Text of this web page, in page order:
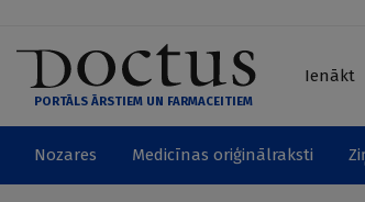
PORTĀLS ĀRSTIEM UN FARMACEITIEM
Ienākt
Nozares Medicīnas oriģinālraksti